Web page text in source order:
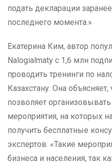
подать декларации
последнего момента.»
Екатерина Ким, автор
Nalogialmaty с 1,6 млн
проводить тренинги по
Казахстану. Она
позволяет
мероприятия, на которых
получить бесплатные
экспертов. «Такие
бизнеса и населения, так